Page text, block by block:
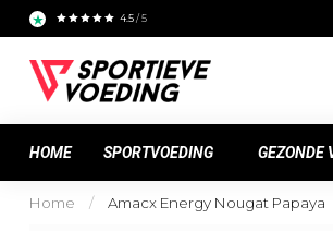
4.5/ 5
HOME SPORTVOEDING GEZONDE
Home / Amacx Energy Nougat Papaya